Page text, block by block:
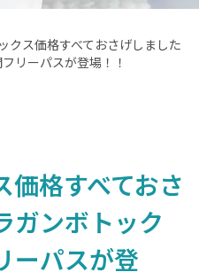
クス価格すべておさげしました
リーパスが登場！！
価格すべておさ
ガンボトック
ーパスが登